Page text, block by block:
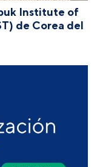
Institute of
de Corea del